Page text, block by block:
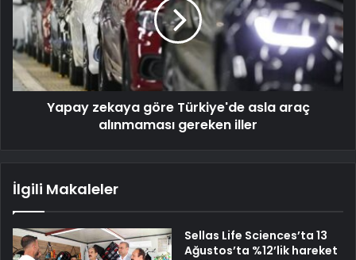
Yapay zekaya göre Türkiye'de asla araç
alınmaması gereken iller
İlgili Makaleler
Sellas Life Sciences’ta 13
Ağustos’ta %12’lik hareket